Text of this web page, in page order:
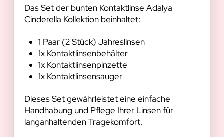
Das Set der bunten Kontaktlinse Adalya
Cinderella Kollektion beinhaltet:
1 Paar (2 Stück) Jahreslinsen
1x Kontaktlinsenbehälter
1x Kontaktlinsenpinzette
1x Kontaktlinsensauger
Dieses Set gewährleistet eine einfache
Handhabung und Pflege Ihrer Linsen für
langanhaltenden Tragekomfort.